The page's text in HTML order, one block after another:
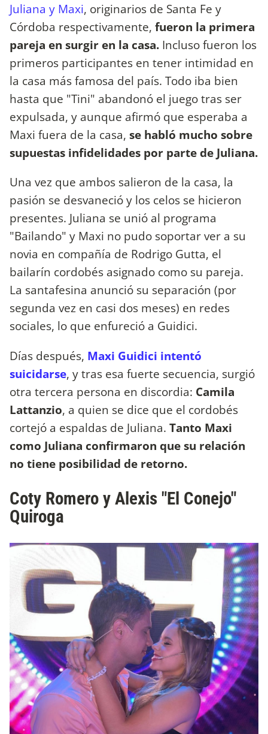
Juliana y Maxi, originarios de Santa Fe y
Córdoba respectivamente, fueron la primera
pareja en surgir en la casa. Incluso fueron los
primeros participantes en tener intimidad en
la casa más famosa del país. Todo iba bien
hasta que "Tini" abandonó el juego tras ser
expulsada, y aunque afirmó que esperaba a
Maxi fuera de la casa, se habló mucho sobre
supuestas infidelidades por parte de Juliana.
Una vez que ambos salieron de la casa, la
pasión se desvaneció y los celos se hicieron
presentes. Juliana se unió al programa
"Bailando" y Maxi no pudo soportar ver a su
novia en compañía de Rodrigo Gutta, el
bailarín cordobés asignado como su pareja.
La santafesina anunció su separación (por
segunda vez en casi dos meses) en redes
sociales, lo que enfureció a Guidici.
Días después, Maxi Guidici intentó
suicidarse, y tras esa fuerte secuencia, surgió
otra tercera persona en discordia: Camila
Lattanzio, a quien se dice que el cordobés
cortejó a espaldas de Juliana. Tanto Maxi
como Juliana confirmaron que su relación
no tiene posibilidad de retorno.
Coty Romero y Alexis "El Conejo"
Quiroga